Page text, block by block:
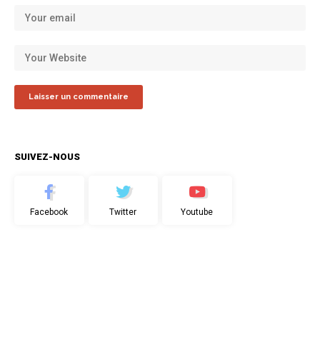
SUIVEZ-NOUS
Facebook Twitter Youtube